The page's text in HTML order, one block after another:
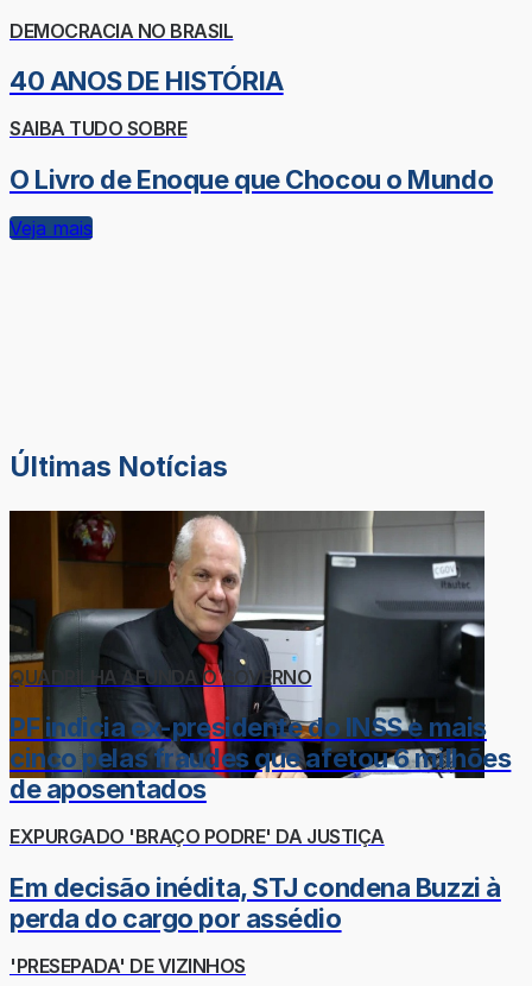
DEMOCRACIA NO BRASIL
40 ANOS DE HISTÓRIA
SAIBA TUDO SOBRE
O Livro de Enoque que Chocou o Mundo
Veja mais
Últimas Notícias
QUADRILHA AFUNDA O GOVERNO
PF indicia ex-presidente do INSS e mais
cinco pelas fraudes que afetou 6 milhões
de aposentados
EXPURGADO 'BRAÇO PODRE' DA JUSTIÇA
Em decisão inédita, STJ condena Buzzi à
perda do cargo por assédio
'PRESEPADA' DE VIZINHOS